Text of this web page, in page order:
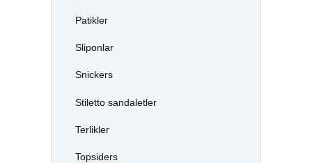
Patikler
Sliponlar
Snickers
Stiletto sandaletler
Terlikler
Topsiders